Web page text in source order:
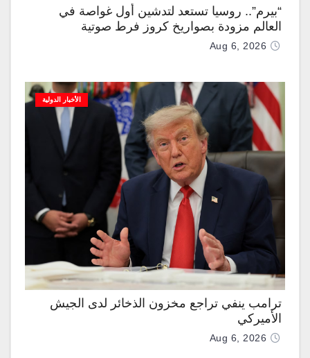
“بيرم”.. روسيا تستعد لتدشين أول غواصة في
العالم مزودة بصواريخ كروز فرط صوتية
Aug 6, 2026
الأخبار الدولية
ترامب ينفي تراجع مخزون الذخائر لدى الجيش
الأميركي
Aug 6, 2026